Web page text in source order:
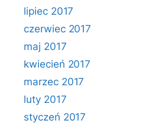
lipiec 2017
czerwiec 2017
maj 2017
kwiecień 2017
marzec 2017
luty 2017
styczeń 2017